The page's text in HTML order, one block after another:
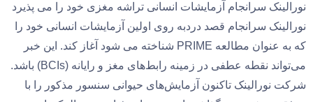
نورالینک سرانجام آزمایشات انسانی تراشه مغزی خود را می پذیرد
نورالینک سرانجام قصد دردبه روی اولین آزمایشات انسانی خود را
که به عنوان مطالعه PRIME شناخته می شود آغاز کند. این خبر
می‌تواند نقطه عطفی در زمینه رابط‌های مغز و رایانه (BCIs) باشد.
شرکت نورالینک تاکنون آزمایش‌های حیوانی سنسور مذکور را با